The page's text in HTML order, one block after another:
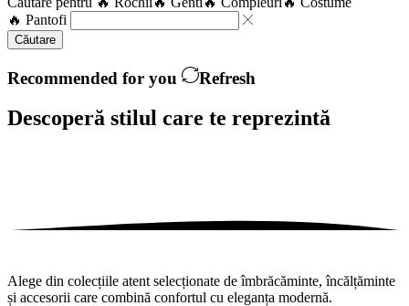
🔥 Pantofi
Căutare
Recommended for you Refresh
Descoperă stilul care te reprezintă
Alege din colecțiile atent selecționate de îmbrăcăminte, încălțăminte
și accesorii care combină confortul cu eleganța modernă.